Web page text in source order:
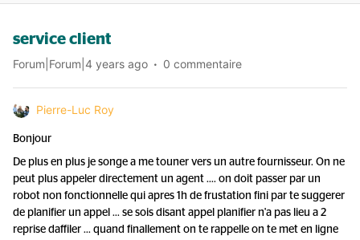
service client
Forum|Forum|4 years ago 0 commentaire
Pierre-Luc Roy
Bonjour
De plus en plus je songe a me touner vers un autre fournisseur. On ne
peut plus appeler directement un agent .... on doit passer par un
robot non fonctionnelle qui apres 1h de frustation fini par te suggerer
de planifier un appel ... se sois disant appel planifier n'a pas lieu a 2
reprise daffiler ... quand finallement on te rappelle on te met en ligne